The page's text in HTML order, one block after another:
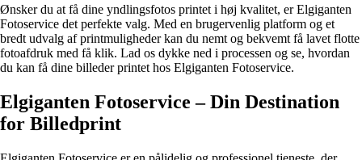
Ønsker du at få dine yndlingsfotos printet i høj kvalitet, er Elgiganten
Fotoservice det perfekte valg. Med en brugervenlig platform og et
bredt udvalg af printmuligheder kan du nemt og bekvemt få lavet flotte
fotoafdruk med få klik. Lad os dykke ned i processen og se, hvordan
du kan få dine billeder printet hos Elgiganten Fotoservice.
Elgiganten Fotoservice – Din Destination
for Billedprint